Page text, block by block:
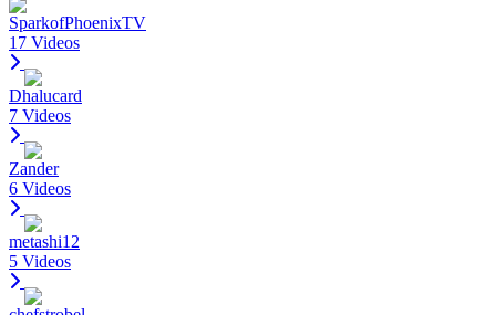
SparkofPhoenixTV
17 Videos
Dhalucard
7 Videos
Zander
6 Videos
metashi12
5 Videos